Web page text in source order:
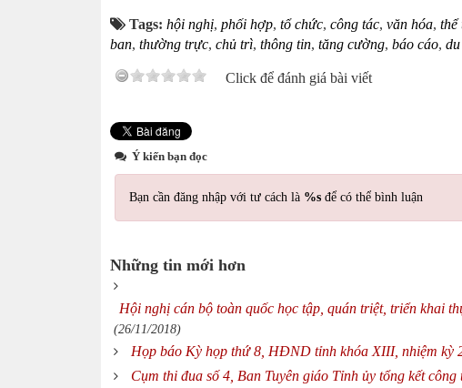
Tags: hội nghị, phối hợp, tổ chức, công tác, văn hóa, thể
ban, thường trực, chủ trì, thông tin, tăng cường, báo cáo,
Click để đánh giá bài viết
Ý kiến bạn đọc
Bạn cần đăng nhập với tư cách là %s để có thể bình luận
Những tin mới hơn
Hội nghị cán bộ toàn quốc học tập, quán triệt, triển khai
(26/11/2018)
Họp báo Kỳ họp thứ 8, HĐND tỉnh khóa XIII, nhiệm kỳ
Cụm thi đua số 4, Ban Tuyên giáo Tỉnh ủy tổng kết công